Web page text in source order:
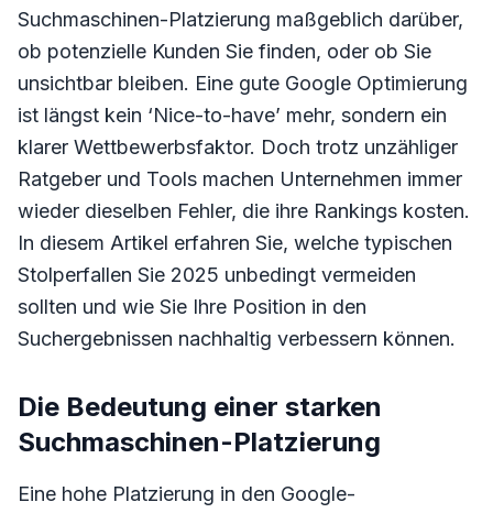
Suchmaschinen-Platzierung maßgeblich darüber,
ob potenzielle Kunden Sie finden, oder ob Sie
unsichtbar bleiben. Eine gute Google Optimierung
ist längst kein ‘Nice-to-have’ mehr, sondern ein
klarer Wettbewerbsfaktor. Doch trotz unzähliger
Ratgeber und Tools machen Unternehmen immer
wieder dieselben Fehler, die ihre Rankings kosten.
In diesem Artikel erfahren Sie, welche typischen
Stolperfallen Sie 2025 unbedingt vermeiden
sollten und wie Sie Ihre Position in den
Suchergebnissen nachhaltig verbessern können.
Die Bedeutung einer starken
Suchmaschinen-Platzierung
Eine hohe Platzierung in den Google-